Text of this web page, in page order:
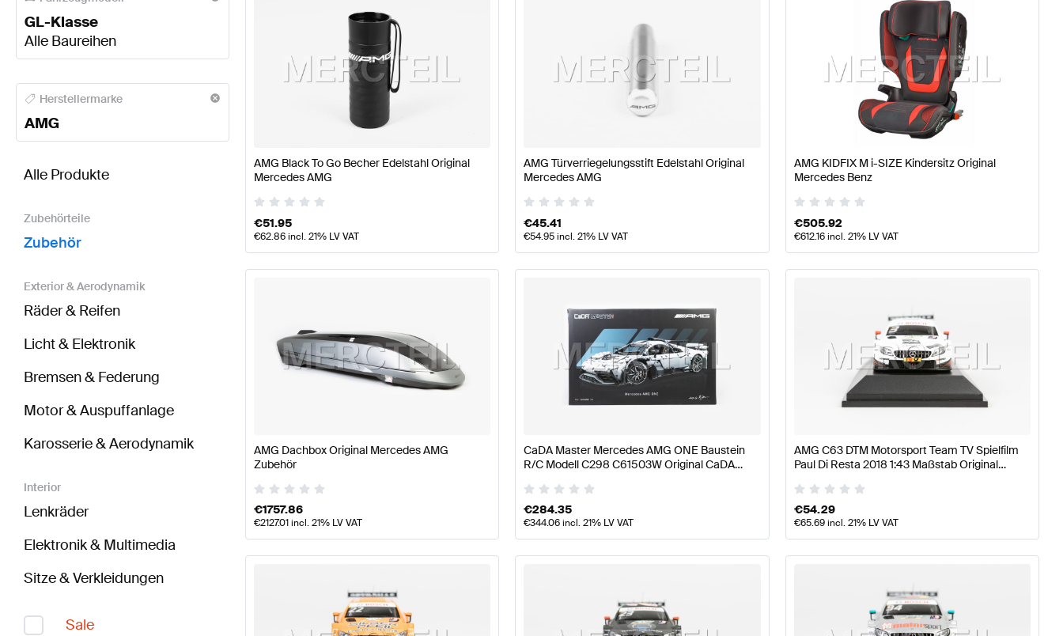
GL-Klasse
Alle Baureihen
AMG A-Klasse W177 Modellpflege Zubehör AMG A-Klasse W177 ZubehörAMG A-Klasse W176 Modellpflege ZubehörAMG A-Klasse W176
Herstellermarke
AMG
AMG GL-Klasse ZubehörMercedes-Benz GL-Klasse Zubehör
Alle Produkte
Zubehörteile
Zubehör
Exterior & Aerodynamik
Räder & Reifen
Licht & Elektronik
Bremsen & Federung
Motor & Auspuffanlage
Karosserie & Aerodynamik
Interior
Lenkräder
Elektronik & Multimedia
Sitze & Verkleidungen
Sale
AMG Black To Go Becher Edelstahl Original
Mercedes AMG
€51.95
€62.86incl. 21% LV VAT
AMG Türverriegelungsstift Edelstahl Original
Mercedes AMG
€45.41
€54.95incl. 21% LV VAT
AMG KIDFIX M i-SIZE Kindersitz Original
Mercedes Benz
€505.92
€612.16incl. 21% LV VAT
AMG Dachbox Original Mercedes AMG
Zubehör
€1757.86
€2127.01incl. 21% LV VAT
CaDA Master Mercedes AMG ONE Baustein
R/C Modell C298 C61503W Original CaDA
€284.35
€344.06incl. 21% LV VAT
AMG C63 DTM Motorsport Team TV Spielfilm
Paul Di Resta 2018 1:43 Maßstab Original
€54.29
€65.69incl. 21% LV VAT